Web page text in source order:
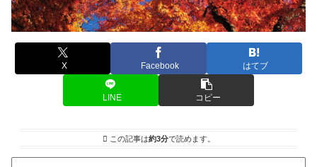
X Facebook はてブ
LINE コピー
この記事は約3分で読めます。